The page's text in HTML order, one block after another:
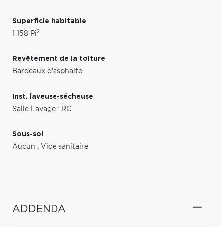
Superficie habitable
1 158 Pi2
Revêtement de la toiture
Bardeaux d'asphalte
Inst. laveuse-sécheuse
Salle Lavage : RC
Sous-sol
Aucun , Vide sanitaire
ADDENDA